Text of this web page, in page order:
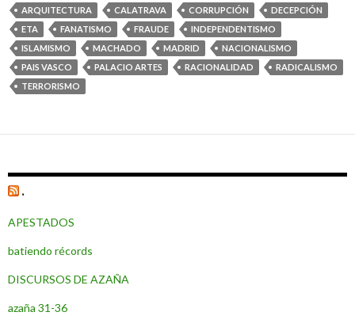
ARQUITECTURA CALATRAVA CORRUPCIÓN
DECEPCIÓN
ETA
FANATISMO FRAUDE
INDEPENDENTISMO
ISLAMISMO
MACHADO MADRID
NACIONALISMO
PAIS VASCO
PALACIO ARTES RACIONALIDAD
RADICALISMO
TERRORISMO
.
APESTADOS
batiendo récords
DISCURSOS DE AZAÑA
azaña 31-36